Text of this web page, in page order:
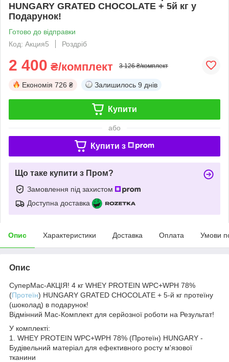
HUNGARY GRATED CHOCOLATE + 5й кг у
Подарунок!
Готово до відправки
Код: Акция5
Роздріб
2 400 ₴/комплект 3 126 ₴/комплект
Економія 726 ₴ Залишилось 9 днів
Купити
або
Купити з
Що таке купити з Пром?
Замовлення під захистом
Доступна доставка
Опис Характеристики Доставка Оплата Умови
Опис
СуперМас-АКЦІЯ! 4 кг WHEY PROTEIN WPC+WPH 78%
(Протеїн) HUNGARY GRATED CHOCOLATE + 5-й кг протеїну
(шоколад) в подарунок!
Відмінний Мас-Комплект для серйозної роботи на Результат!
У комплекті:
1. WHEY PROTEIN WPC+WPH 78% (Протеїн) HUNGARY -
Будівельний матеріал для ефективного росту м'язової
тканини